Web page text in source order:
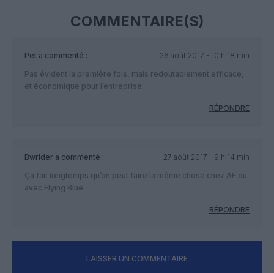
COMMENTAIRE(S)
Pet a commenté :
26 août 2017 - 10 h 18 min
Pas évident la première fois, mais redoutablement efficace,
et économique pour l’entreprise.
RÉPONDRE
Bwrider a commenté :
27 août 2017 - 9 h 14 min
Ça fait longtemps qu’on peut faire la même chose chez AF ou
avec Flying Blue
RÉPONDRE
LAISSER UN COMMENTAIRE